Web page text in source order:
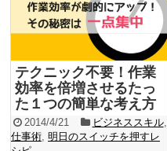
テクニック不要！作業
効率を倍増させるたっ
た１つの簡単な考え方
2014/4/21 ビジネススキル,
仕事術, 明日のスイッチを押すレ